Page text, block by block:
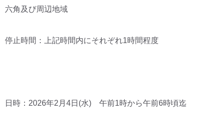
六角及び周辺地域
停止時間：上記時間内にそれぞれ1時間程度
日時：2026年2月4日(水) 午前1時から午前6時頃迄